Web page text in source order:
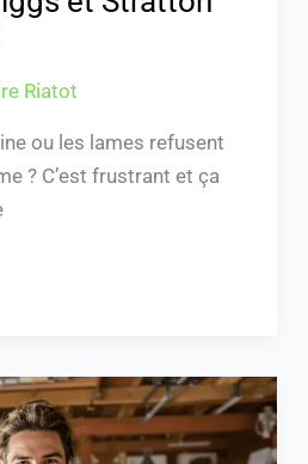
Riatot
ou les lames refusent
? C’est frustrant et ça